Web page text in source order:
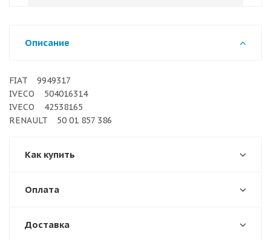
Описание
FIAT 9949317
IVECO 504016314
IVECO 42538165
RENAULT 50 01 857 386
Как купить
Оплата
Доставка